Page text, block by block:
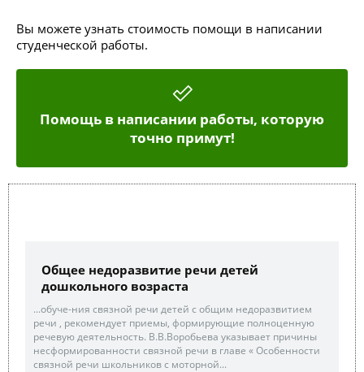
Вы можете узнать стоимость помощи в написании
студенческой работы.
Помощь в написании работы, которую
точно примут!
Общее недоразвитие речи детей
дошкольного возраста
...обуче-ния связной речи детей с общим недоразвитием
речи , рекомендует приемы, формирующие полноценную
речевую деятельность. В.В.Воробьева указывает причины
несформированности связной речи в главе « Особенности
связной речи школьников с моторной...